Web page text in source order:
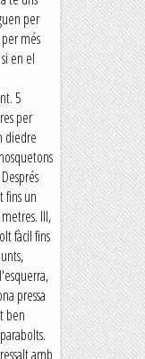
per
més
en el
5
per
diedre
fins un
III,
fàcil fins
pressa
ben
amb